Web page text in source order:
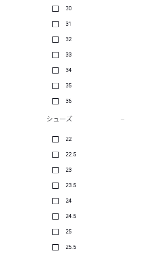
30
31
32
33
34
35
36
シューズ
22
22.5
23
23.5
24
24.5
25
25.5